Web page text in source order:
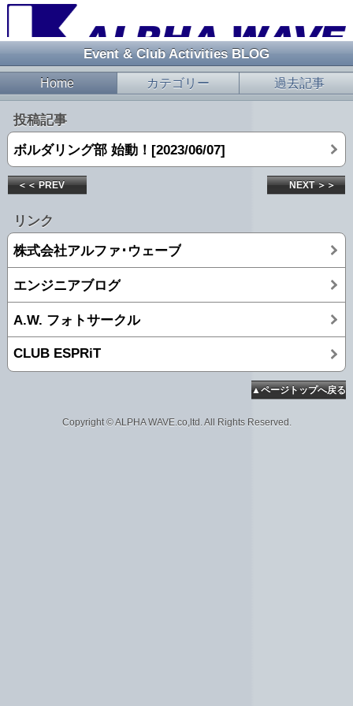
Event & Club Activities BLOG
Home カテゴリー 過去記事
投稿記事
ボルダリング部 始動！[2023/06/07]
＜＜ PREV NEXT ＞＞
リンク
株式会社アルファ･ウェーブ
エンジニアブログ
A.W. フォトサークル
CLUB ESPRiT
▲ページトップへ戻る
Copyright © ALPHA WAVE.co,ltd. All Rights Reserved.